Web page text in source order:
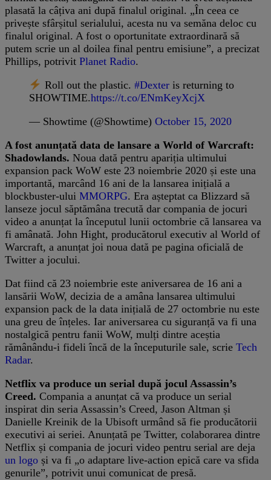
plasată la câțiva ani după finalul original. „În ceea ce
privește sfârșitul serialului, acesta nu va semăna deloc cu
finalul original. A fost o oportunitate extraordinară să
putem scrie un al doilea final pentru emisiune”, a precizat
Phillips, potrivit Planet Radio.
Roll out the plastic. #Dexteris returning to
SHOWTIME.https://t.co/ENmKeyXcjX
— Showtime (@Showtime) October 15, 2020
A fost anunțată data de lansare a World of Warcraft:
Shadowlands. Noua dată pentru apariția ultimului
expansion pack WoW este 23 noiembrie 2020 și este una
importantă, marcând 16 ani de la lansarea inițială a
blockbuster-ului MMORPG. Era așteptat ca Blizzard să
lanseze jocul săptămâna trecută dar compania de jocuri
video a anunțat la începutul lunii octombrie că lansarea va
fi amânată. John Hight, producătorul executiv al World of
Warcraft, a anunțat joi noua dată pe pagina oficială de
Twitter a jocului.
Dat fiind că 23 noiembrie este aniversarea de 16 ani a
lansării WoW, decizia de a amâna lansarea ultimului
expansion pack de la data inițială de 27 octombrie nu este
una greu de înțeles. Iar aniversarea cu siguranță va fi una
nostalgică pentru fanii WoW, mulți dintre aceștia
rămânându-i fideli încă de la începuturile sale, scrie Tech
Radar.
Netflix va produce un serial după jocul Assassin’s
Creed. Compania a anunțat că va produce un serial
inspirat din seria Assassin’s Creed, Jason Altman și
Danielle Kreinik de la Ubisoft urmând să fie producătorii
executivi ai seriei. Anunțată pe Twitter, colaborarea dintre
Netflix și compania de jocuri video pentru serial are deja
un logo și va fi „o adaptare live-action epică care va sfida
genurile”, potrivit unui comunicat de presă.